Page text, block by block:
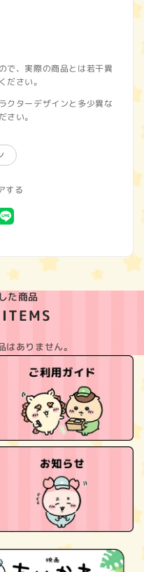
で、実際の商品とは若干異
ださい。
クターデザインと多少異な
さい。
する
X
た商品
ありません。